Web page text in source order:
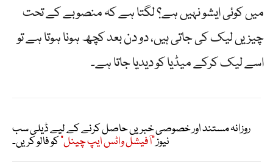
میں کوئی ایشو نہیں ہے؟ لگتا ہے کہ منصوبے کے تحت
چیزیں لیک کی جاتی ہیں، دو دن بعد کچھ ہونا ہوتا ہے تو
اسے لیک کرکے میڈیا کو دیدیا جاتا ہے۔
روزانہ مستند اور خصوصی خبریں حاصل کرنے کے لیے ڈیلی سب
نیوز"آفیشل واٹس ایپ چینل"کو فالو کریں۔